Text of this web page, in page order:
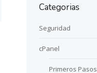
Categorias
Seguridad
cPanel
Primeros Pasos